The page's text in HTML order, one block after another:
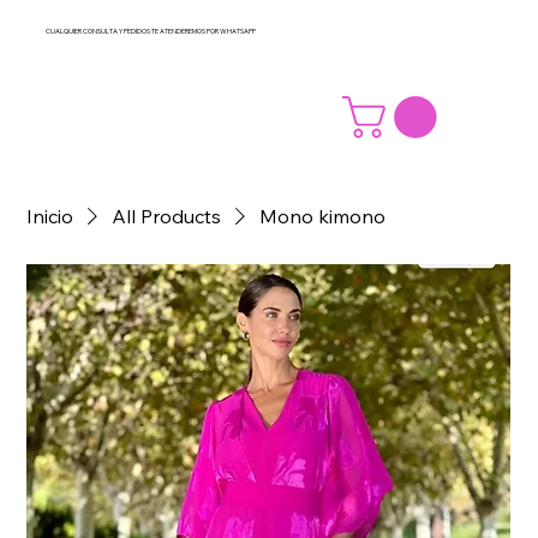
CUALQUIER CONSULTA Y PEDIDOS TE ATENDEREMOS POR WHATSAPP
Inicio All Products Mono kimono